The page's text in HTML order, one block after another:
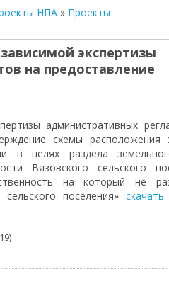
НПА» Проекты
экспертизы
на предоставление
административных
схемы расположения
в целях раздела
Вязовского сельского
на который не
сельского поселения»